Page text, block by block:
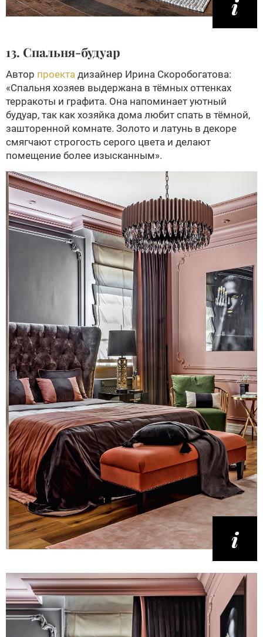
13. Спальня-будуар
Автор проекта дизайнер Ирина Скоробогатова:
«Спальня хозяев выдержана в тёмных оттенках
терракоты и графита. Она напоминает уютный
будуар, так как хозяйка дома любит спать в тёмной,
зашторенной комнате. Золото и латунь в декоре
смягчают строгость серого цвета и делают
помещение более изысканным».